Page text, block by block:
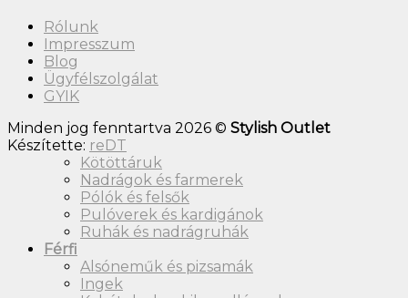
Rólunk
Impresszum
Blog
Ügyfélszolgálat
GYIK
Minden jog fenntartva 2026 © Stylish Outlet
Készítette: reDT
Kötöttáruk
Nadrágok és farmerek
Pólók és felsők
Pulóverek és kardigánok
Ruhák és nadrágruhák
Férfi
Alsóneműk és pizsamák
Ingek